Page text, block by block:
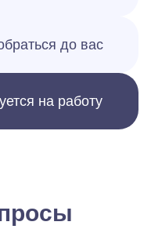
до вас
на работу